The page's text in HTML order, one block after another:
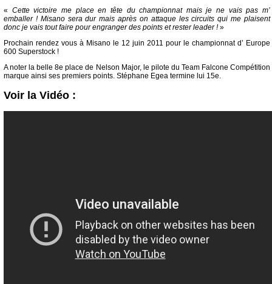
« Cette victoire me place en tête du championnat mais je ne vais pas m’
emballer ! Misano sera dur mais après on attaque les circuits qui me plaisent
donc je vais tout faire pour engranger des points et rester leader !»
Prochain rendez vous à Misano le 12 juin 2011 pour le championnat d’ Europe
600 Superstock !
A noter la belle 8e place de Nelson Major, le pilote du Team Falcone Compétition
marque ainsi ses premiers points. Stéphane Egea termine lui 15e.
Voir la Vidéo :